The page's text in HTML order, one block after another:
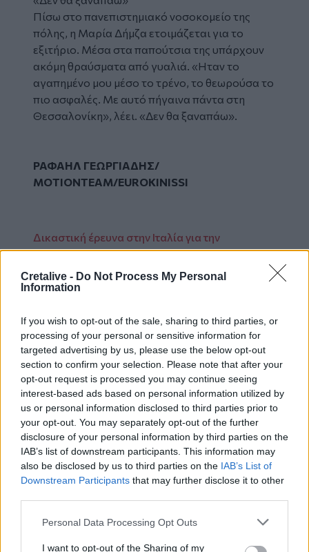
Cretalive - Do Not Process My Personal
Information
If you wish to opt-out of the sale, sharing to third parties, or
processing of your personal or sensitive information for
targeted advertising by us, please use the below opt-out
section to confirm your selection. Please note that after your
opt-out request is processed you may continue seeing
interest-based ads based on personal information utilized by
us or personal information disclosed to third parties prior to
your opt-out. You may separately opt-out of the further
disclosure of your personal information by third parties on the
IAB’s list of downstream participants. This information may
also be disclosed by us to third parties on the IAB’s List of
Downstream Participants that may further disclose it to other
Personal Data Processing Opt Outs
I want to opt-out of the Sharing of my
Πίσω στο πανεπιστημιακό νοσοκομείο της
πόλης, η Μαρία Δήμζα ετοιμάζεται για το
εξιτήριο. Μέσα στα παπούτσια της υπάρχουν
ακόμη θραύσματα από γυαλιά. «Ηταν το
αγαπημένο μου μέσο το τρένο, το θεωρούσα το
πιο ασφαλές. Με αυτό πήγαινα πάντα στη
Θεσσαλονίκη», λέει. «Δεν θα ξαναπάω».
ΡΑΦΑΗΛ ΓΕΩΡΓΙΑΔΗΣ/
MΟTIONTEAM/EUROKINISSI
Δικαστική έρευνα στην Ιταλία για την
αντιμετώπιση της πανδημίας του κορωνοϊού
Καιρός: Τοπικές βροχές και αφρικανική σκόνη
θυμάτων – «Είναι όλοι άχρηστοι»
Πηγή: kathimerini.gr
Ακολουθήστε το Cretalive στο Google Newsκαι
στοFacebook
Κάντε εγγραφή στο κανάλι μας στοYouTube